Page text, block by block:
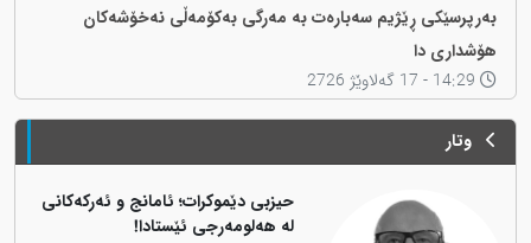
بەرپرسێکی ڕێژیم سەبارەت بە مەرگی بەکۆمەڵی نەخۆشەکان
هۆشداری دا
وتار
حیزبی دێموکرات؛ ئامانج و ئەرکەکانی
لە هەلومەرجی ئێستادا!